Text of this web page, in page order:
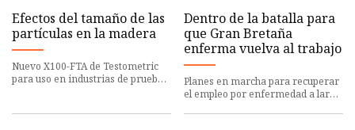
Efectos del tamaño de las
partículas en la madera
Nuevo X100-FTA de Testometric
para uso en industrias de prueba
Dentro de la batalla para
que Gran Bretaña
enferma vuelva al trabajo
Planes en marcha para recuperar
el empleo por enfermedad a largo